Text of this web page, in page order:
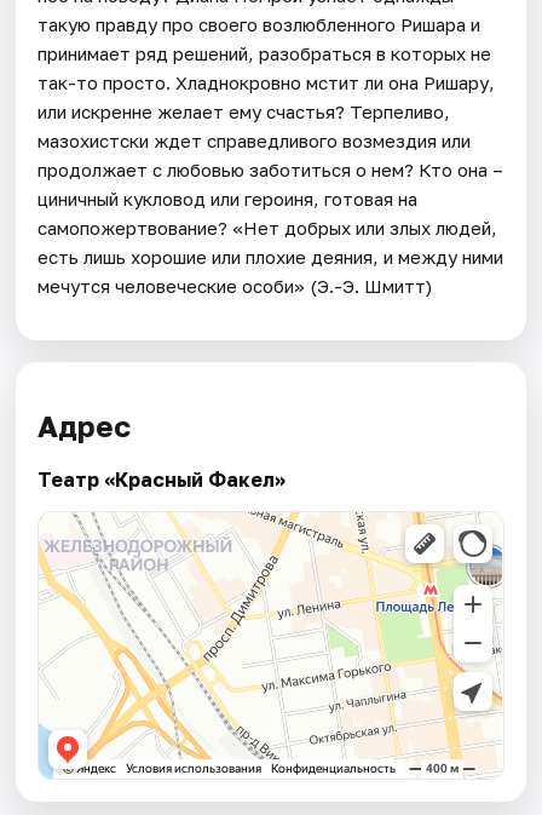
такую правду про своего возлюбленного Ришара и
принимает ряд решений, разобраться в которых не
так-то просто. Хладнокровно мстит ли она Ришару,
или искренне желает ему счастья? Терпеливо,
мазохистски ждет справедливого возмездия или
продолжает с любовью заботиться о нем? Кто она –
циничный кукловод или героиня, готовая на
самопожертвование? «Нет добрых или злых людей,
есть лишь хорошие или плохие деяния, и между ними
мечутся человеческие особи» (Э.-Э. Шмитт)
Адрес
Театр «Красный Факел»